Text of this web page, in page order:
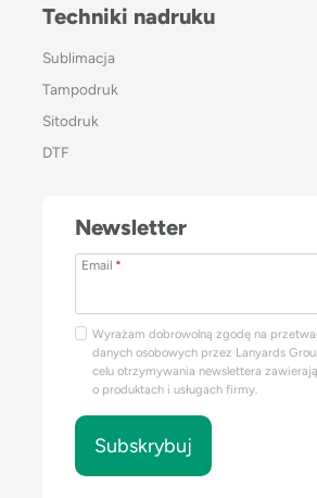
Techniki nadruku
Sublimacja
Tampodruk
Sitodruk
DTF
Newsletter
Email *
Wyrażam dobrowolną zgodę na
danych osobowych przez Lanyards
celu otrzymywania newslettera
o produktach i usługach firmy.
Subskrybuj